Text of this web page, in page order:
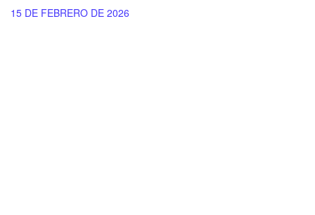
15 DE FEBRERO DE 2026